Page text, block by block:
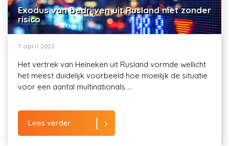
Exodus van bedrijven uit Rusland niet zonder
risico
7 april 2022
Het vertrek van Heineken uit Rusland vormde wellicht
het meest duidelijk voorbeeld hoe moeilijk de situatie
voor een aantal multinationals ...
Lees verder